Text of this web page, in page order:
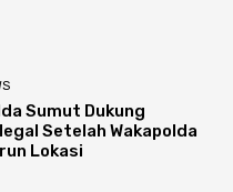
Sumut Dukung
Setelah Wakapolda
Lokasi